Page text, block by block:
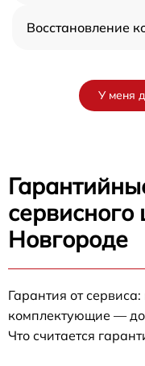
Восстановление
У меня
Новгороде
Гарантия от
комплектующие — до
Что считается